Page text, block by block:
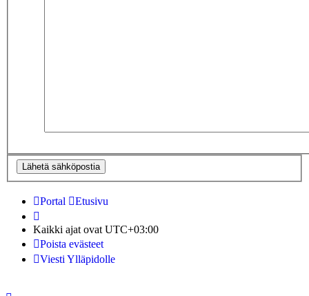
Portal Etusivu
Kaikki ajat ovatUTC+03:00
Poista evästeet
Viesti Ylläpidolle